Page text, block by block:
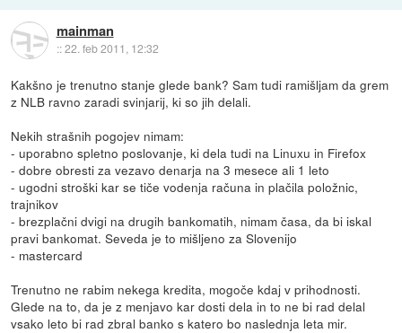
mainman
::22. feb 2011, 12:32
Kakšno je trenutno stanje glede bank? Sam tudi ramišljam da grem
z NLB ravno zaradi svinjarij, ki so jih delali.
Nekih strašnih pogojev nimam:
- uporabno spletno poslovanje, ki dela tudi na Linuxu in Firefox
- dobre obresti za vezavo denarja na 3 mesece ali 1 leto
- ugodni stroški kar se tiče vodenja računa in plačila položnic,
trajnikov
- brezplačni dvigi na drugih bankomatih, nimam časa, da bi iskal
pravi bankomat. Seveda je to mišljeno za Slovenijo
- mastercard
Trenutno ne rabim nekega kredita, mogoče kdaj v prihodnosti.
Glede na to, da je z menjavo kar dosti dela in to ne bi rad delal
vsako leto bi rad zbral banko s katero bo naslednja leta mir.